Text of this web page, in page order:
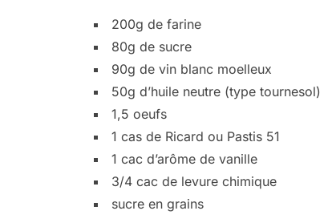
200g de farine
80g de sucre
90g de vin blanc moelleux
50g d’huile neutre (type tournesol)
1,5 oeufs
1 cas de Ricard ou Pastis 51
1 cac d’arôme de vanille
3/4 cac de levure chimique
sucre en grains